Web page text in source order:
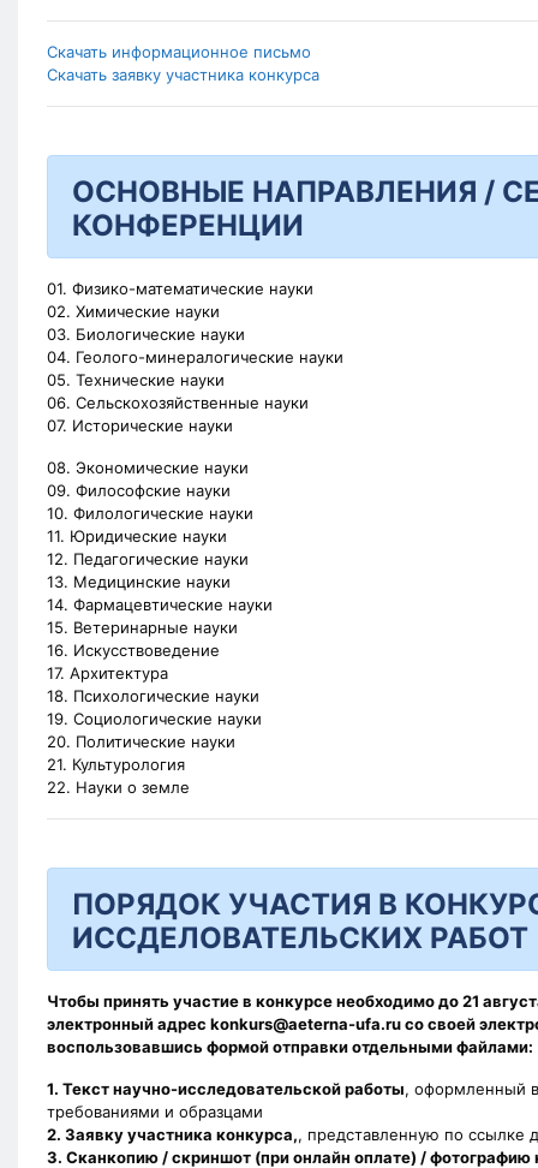
Скачать информационное письмо
Скачать заявку участника конкурса
ОСНОВНЫЕ НАПРАВЛЕНИЯ /
КОНФЕРЕНЦИИ
01. Физико-математические науки
02. Химические науки
03. Биологические науки
04. Геолого-минералогические науки
05. Технические науки
06. Сельскохозяйственные науки
07. Исторические науки
08. Экономические науки
09. Философские науки
10. Филологические науки
11. Юридические науки
12. Педагогические науки
13. Медицинские науки
14. Фармацевтические науки
15. Ветеринарные науки
16. Искусствоведение
17. Архитектура
18. Психологические науки
19. Социологические науки
20. Политические науки
21. Культурология
22. Науки о земле
ПОРЯДОК УЧАСТИЯ В
ИССДЕЛОВАТЕЛЬСКИХ РАБОТ
Чтобы принять участие в конкурсе необходимо до21
электронный адрес konkurs@aeterna-ufa.ruсо своей
воспользовавшись формой отправки отдельными файлами:
1. Текст научно-исследовательской работы, оформленный в
требованиями и образцами
2. Заявку участника конкурса,, представленную по ссылке
3. Сканкопию / скриншот (при онлайн оплате) / фотографию